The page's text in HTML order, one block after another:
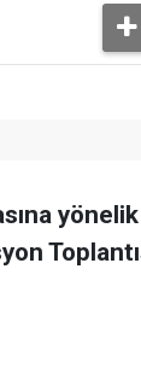
yönelik